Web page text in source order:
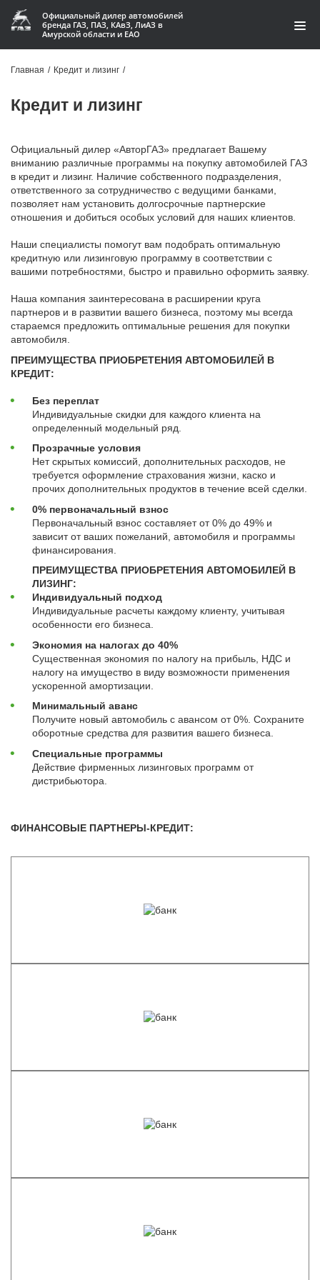
Официальный дилер автомобилей
бренда ГАЗ, ПАЗ, КАвЗ, ЛиАЗ в
Амурской области и ЕАО
Услуги и сервис
Акции
О компании
Контакты
Автомобили
+7 (4162) 22-95-09
Запчасти
Сервисный центр
+7 (4162) 22–95–69
График работы: ПН-ПТ с 8.30 до 18.00 (+6 по МСК)
График работы сервис: ПН-СБ с 8.30 до 20.00
Главная / Кредит и лизинг /
Кредит и лизинг
Официальный дилер «АвторГАЗ» предлагает Вашему
вниманию различные программы на покупку автомобилей ГАЗ
в кредит и лизинг. Наличие собственного подразделения,
ответственного за сотрудничество с ведущими банками,
позволяет нам установить долгосрочные партнерские
отношения и добиться особых условий для наших клиентов.
Наши специалисты помогут вам подобрать оптимальную
кредитную или лизинговую программу в соответствии с
вашими потребностями, быстро и правильно оформить заявку.
Наша компания заинтересована в расширении круга
партнеров и в развитии вашего бизнеса, поэтому мы всегда
стараемся предложить оптимальные решения для покупки
автомобиля.
ПРЕИМУЩЕСТВА ПРИОБРЕТЕНИЯ АВТОМОБИЛЕЙ В
КРЕДИТ:
Без переплат
Индивидуальные скидки для каждого клиента на
определенный модельный ряд.
Прозрачные условия
Нет скрытых комиссий, дополнительных расходов, не
требуется оформление страхования жизни, каско и
прочих дополнительных продуктов в течение всей сделки.
0% первоначальный взнос
Первоначальный взнос составляет от 0% до 49% и
зависит от ваших пожеланий, автомобиля и программы
финансирования.
ПРЕИМУЩЕСТВА ПРИОБРЕТЕНИЯ АВТОМОБИЛЕЙ В
ЛИЗИНГ:
Индивидуальный подход
Индивидуальные расчеты каждому клиенту, учитывая
особенности его бизнеса.
Экономия на налогах до 40%
Существенная экономия по налогу на прибыль, НДС и
налогу на имущество в виду возможности применения
ускоренной амортизации.
Минимальный аванс
Получите новый автомобиль с авансом от 0%. Сохраните
оборотные средства для развития вашего бизнеса.
Специальные программы
Действие фирменных лизинговых программ от
дистрибьютора.
ФИНАНСОВЫЕ ПАРТНЕРЫ-КРЕДИТ: